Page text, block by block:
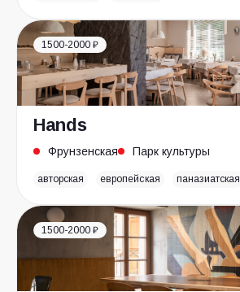
1500-2000 ₽
Hands
Фрунзенская Парк культуры
авторская европейская паназиатская
1500-2000 ₽